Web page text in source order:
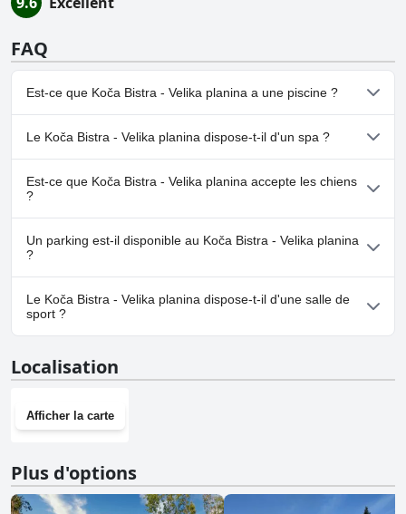
FAQ
Est-ce que Koča Bistra - Velika planina a une piscine ?
Non, Koča Bistra - Velika planina n'a pas de piscine.
Le Koča Bistra - Velika planina dispose-t-il d'un spa ?
Non, il n'y a pas de spa à Koča Bistra - Velika planina.
Est-ce que Koča Bistra - Velika planina accepte les chiens
?
Oui, Koča Bistra - Velika planina accueille les chiens.
Un parking est-il disponible au Koča Bistra - Velika planina
?
Non, il n'y a pas de parking à Koča Bistra - Velika planina.
Le Koča Bistra - Velika planina dispose-t-il d'une salle de
sport ?
Localisation
Afficher la carte
Plus d'options